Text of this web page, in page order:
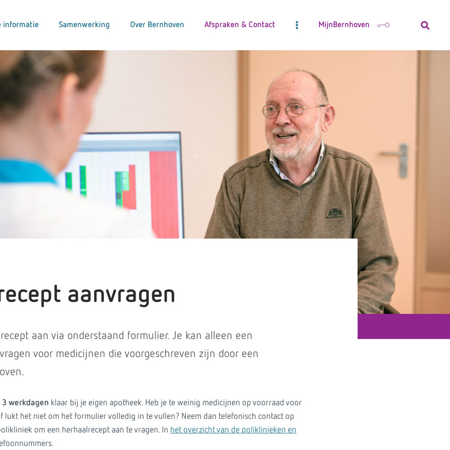
informatie Samenwerking Over Bernhoven Afspraken & Contact MijnBernhoven
aanvragen
aan via onderstaand formulier. Je kan alleen een
voor medicijnen die voorgeschreven zijn door een
3 werkdagen klaar bij je eigen apotheek. Heb je te weinig medicijnen op voorraad voor
lukt het niet om het formulier volledig in te vullen? Neem dan telefonisch contact op
om een herhaalrecept aan te vragen. In het overzicht van de poliklinieken en